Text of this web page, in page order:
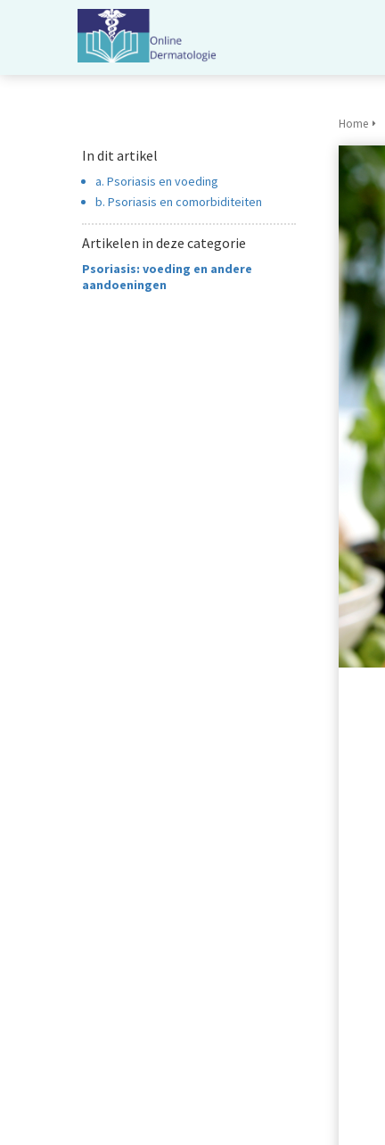
In dit artikel
a. Psoriasis en voeding
b. Psoriasis en comorbiditeiten
Artikelen in deze categorie
Psoriasis: voeding en andere
aandoeningen
Home